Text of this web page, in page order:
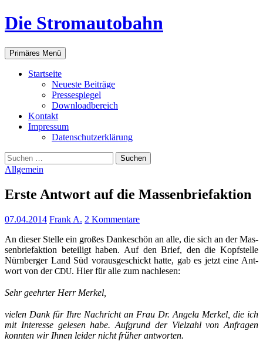
Zum
Inhalt
Die Stromautobahn
Suchen
Primäres Menü
Start­sei­te
Neu­es­te Beiträge
Pres­se­spie­gel
Down­load­be­reich
Kon­takt
Impres­sum
Daten­schutz­er­klä­rung
Suchen
nach:
Allgemein
Ers­te Ant­wort auf die Massenbriefaktion
07.04.2014 Frank A. 2 Kommentare
An die­ser Stel­le ein gro­ßes Dan­ke­schön an alle, die sich an der Mas­
sen­brief­ak­ti­on betei­ligt haben. Auf den Brief, den die Kopf­stel­le
Nürn­ber­ger Land Süd vor­aus­ge­schickt hat­te, gab es jetzt eine Ant­
wort von derCDU. Hier für alle zum nachlesen:
Sehr geehr­ter Herr Merkel,
vie­len Dank für Ihre Nach­richt an Frau Dr. Ange­la Mer­kel, die ich
mit Inter­es­se gele­sen habe. Auf­grund der Viel­zahl von Anfra­gen
konn­ten wir Ihnen lei­der nicht frü­her antworten.